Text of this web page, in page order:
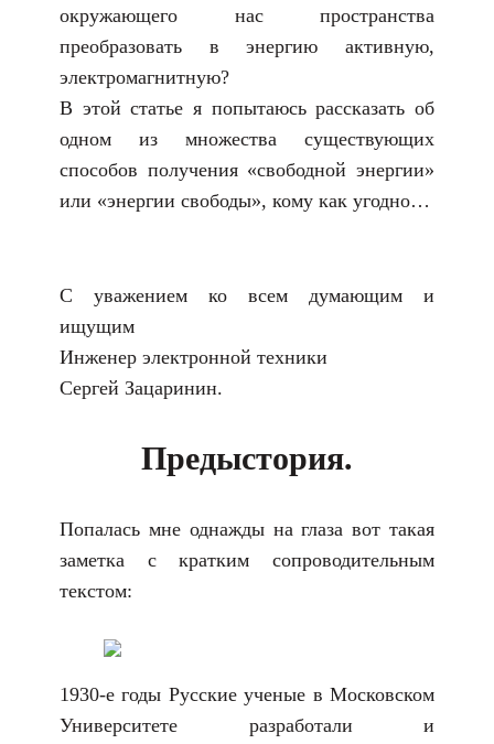
окружающего нас пространства
преобразовать в энергию активную,
электромагнитную?
В этой статье я попытаюсь рассказать об
одном из множества существующих
способов получения «свободной энергии»
или «энергии свободы», кому как угодно…
С уважением ко всем думающим и
ищущим
Инженер электронной техники
Сергей Зацаринин.
Предыстория.
Попалась мне однажды на глаза вот такая
заметка с кратким сопроводительным
текстом:
1930-е годы Русские ученые в Московском
Университете разработали и